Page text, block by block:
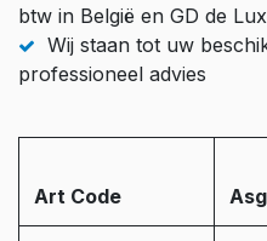
btw in België en GD de
Wij staan tot uw
professioneel advies
Art Code